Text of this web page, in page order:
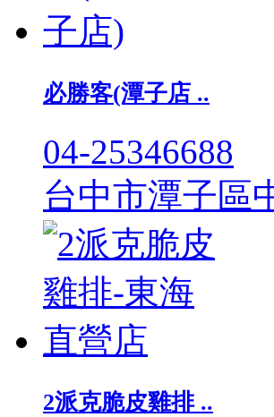
必勝客(潭子店 ..
04-25346688
台中市潭子區
2派克脆皮雞排 ..